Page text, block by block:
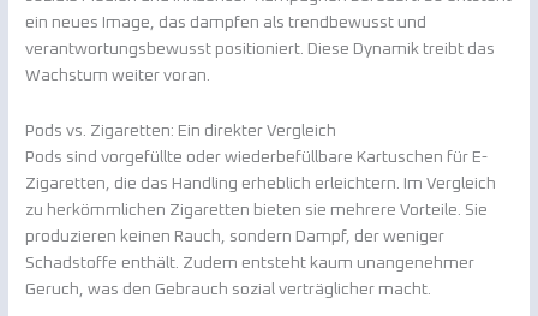
ein neues Image, das dampfen als trendbewusst und
verantwortungsbewusst positioniert. Diese Dynamik treibt das
Wachstum weiter voran.
Pods vs. Zigaretten: Ein direkter Vergleich
Pods sind vorgefüllte oder wiederbefüllbare Kartuschen für E-
Zigaretten, die das Handling erheblich erleichtern. Im Vergleich
zu herkömmlichen Zigaretten bieten sie mehrere Vorteile. Sie
produzieren keinen Rauch, sondern Dampf, der weniger
Schadstoffe enthält. Zudem entsteht kaum unangenehmer
Geruch, was den Gebrauch sozial verträglicher macht.